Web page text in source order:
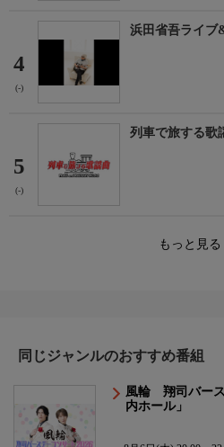
4
(-)
浜田省吾ライブ
5
(-)
列車で旅する歌
もっと見
同じジャンルのおすすめ番組
風輪 翔司バース
内ホール」